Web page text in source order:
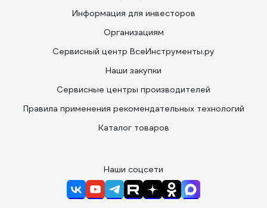
Информация для инвесторов
Организациям
Сервисный центр ВсеИнструменты.ру
Наши закупки
Сервисные центры производителей
Правила применения рекомендательных технологий
Каталог товаров
Наши соцсети